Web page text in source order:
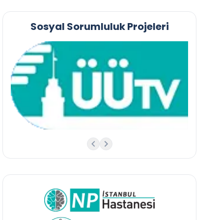
Sosyal Sorumluluk Projeleri